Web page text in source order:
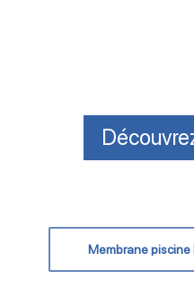
Membrane